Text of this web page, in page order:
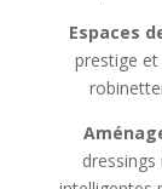
Espaces
prestige et